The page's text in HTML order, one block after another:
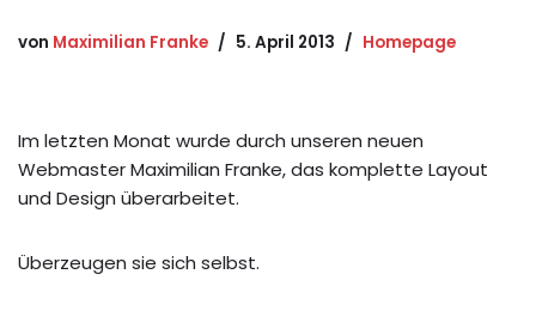
von Maximilian Franke 5. April 2013 Homepage
Im letzten Monat wurde durch unseren neuen
Webmaster Maximilian Franke, das komplette Layout
und Design überarbeitet.
Überzeugen sie sich selbst.